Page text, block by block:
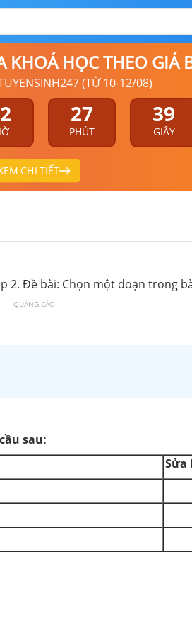
HỌC THEO GIÁ
(TỪ 10-12/08)
27
PHÚT
39
GIÂY
CHI TIẾT
2. Đề bài: Chọn một đoạn trong
QUẢNG CÁO
sau:
Sửa